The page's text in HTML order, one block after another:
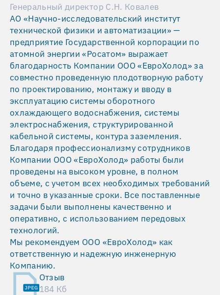
Генеральный директор С.Н. Ковалев
АО «Научно-исследовательский институт
технической физики и автоматизации» —
предприятие Государственной корпорации по
атомной энергии «Росатом» выражает
благодарность Компании ООО «ЕвроХолод» за
совместно проведенную плодотворную работу
по проектированию, монтажу и вводу в
эксплуатацию системы оборотного
охлаждающего водоснабжения, системы
электроснабжения, структурированной
кабельной системы, контура заземления.
Благодаря профессионализму сотрудников
Компании ООО «ЕвроХолод» работы были
проведены на высоком уровне, в полном
объеме, с учетом всех необходимых требований
и точно в указанные сроки. Все поставленные
задачи были выполнены качественно и
оперативно, с использованием передовых
технологий.
Мы рекомендуем ООО «ЕвроХолод» как
ответственную и надежную инженерную
Компанию.
Отзыв
184 Кб